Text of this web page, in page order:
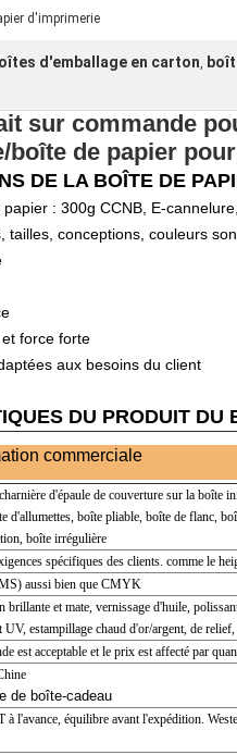
d'imprimerie
d'emballage en carton,
sur commande
de papier
DE LA BOÎTE DE
: 300g CCNB, E-
tailles, conceptions, couleurs
force forte
aux besoins du client
DU PRODUIT DU
commerciale
d'épaule de couverture sur la boîte
d'allumettes, boîte pliable, boîte de flanc,
boîte irrégulière
spécifiques des clients. comme le
aussi bien que CMYK
brillante et mate, vernissage d'huile,
UV, estampillage chaud d'or/argent, de
est acceptable et le prix est affecté par
de boîte-cadeau
à l'avance, équilibre avant l'expédition.